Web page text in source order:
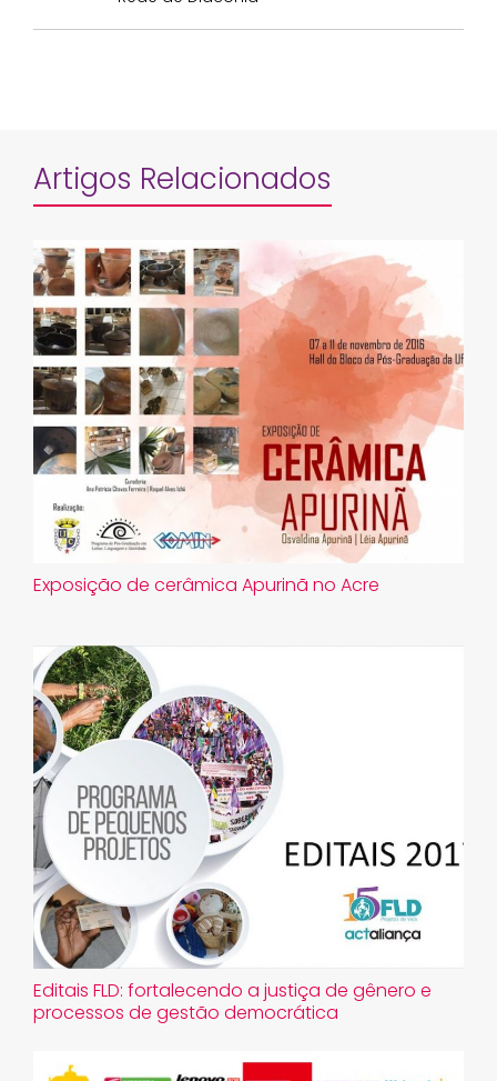
Artigos Relacionados
Exposição de cerâmica Apurinã no Acre
​Editais FLD: fortalecendo a justiça de gênero e
processos de gestão democrática